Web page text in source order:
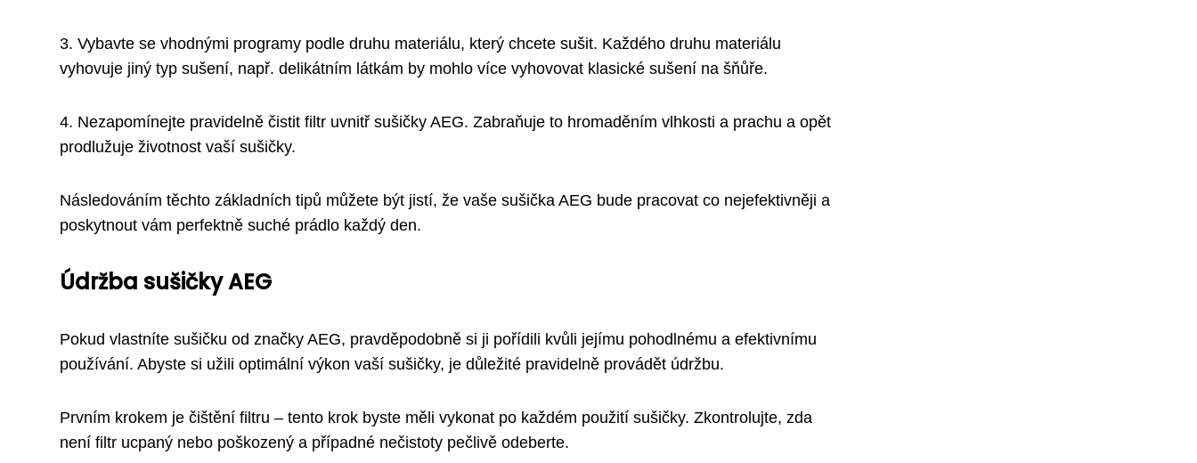
3. Vybavte se vhodnými programy podle druhu materiálu, který chcete sušit. Každého druhu materiálu
vyhovuje jiný typ sušení, např. delikátním látkám by mohlo více vyhovovat klasické sušení na šňůře.
4. Nezapomínejte pravidelně čistit filtr uvnitř sušičky AEG. Zabraňuje to hromaděním vlhkosti a prachu a opět
prodlužuje životnost vaší sušičky.
Následováním těchto základních tipů můžete být jistí, že vaše sušička AEG bude pracovat co nejefektivněji a
poskytnout vám perfektně suché prádlo každý den.
Údržba sušičky AEG
Pokud vlastníte sušičku od značky AEG, pravděpodobně si ji pořídili kvůli jejímu pohodlnému a efektivnímu
používání. Abyste si užili optimální výkon vaší sušičky, je důležité pravidelně provádět údržbu.
Prvním krokem je čištění filtru – tento krok byste měli vykonat po každém použití sušičky. Zkontrolujte, zda
není filtr ucpaný nebo poškozený a případné nečistoty pečlivě odeberte.